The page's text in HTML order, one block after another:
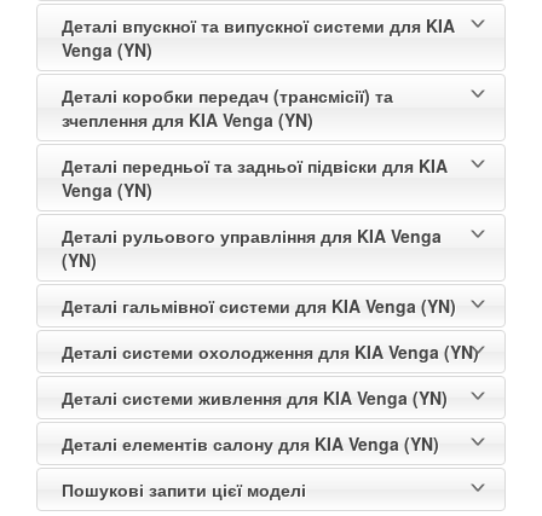
Деталі впускної та випускної системи для KIA
Venga (YN)
Деталі коробки передач (трансмісії) та
зчеплення для KIA Venga (YN)
Деталі передньої та задньої підвіски для KIA
Venga (YN)
Деталі рульового управління для KIA Venga
(YN)
Деталі гальмівної системи для KIA Venga (YN)
Деталі системи охолодження для KIA Venga (YN)
Деталі системи живлення для KIA Venga (YN)
Деталі елементів салону для KIA Venga (YN)
Пошукові запити цієї моделі